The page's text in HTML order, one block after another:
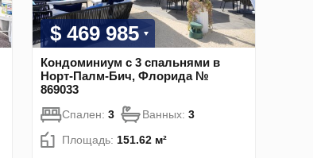
$ 469 985
Кондоминиум с 3 спальнями в
Норт-Палм-Бич, Флорида №
869033
Спален: 3 Ванных: 3
Площадь: 151.62 м²